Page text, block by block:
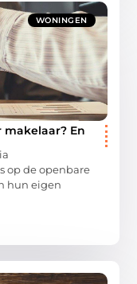
WONINGEN
En
op de openbare
hun eigen